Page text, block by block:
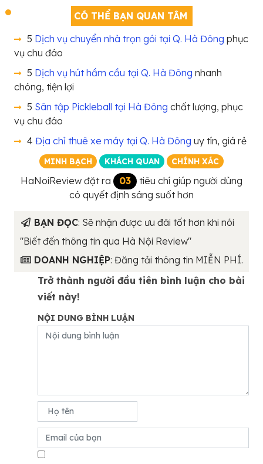
CÓ THỂ BẠN QUAN TÂM
5 Dịch vụ chuyển nhà trọn gói tại Q. Hà Đông phục
vụ chu đáo
5 Dịch vụ hút hầm cầu tại Q. Hà Đông nhanh
chóng, tiện lợi
5 Sân tập Pickleball tại Hà Đông chất lượng, phục
vụ chu đáo
4 Địa chỉ thuê xe máy tại Q. Hà Đông uy tín, giá rẻ
MINH BẠCH KHÁCH QUAN CHÍNH XÁC
HaNoiReview đặt ra 03 tiêu chí giúp người dùng
có quyết định sáng suốt hơn
BẠN ĐỌC: Sẽ nhận được ưu đãi tốt hơn khi nói
"Biết đến thông tin qua Hà Nội Review"
DOANH NGHIỆP: Đăng tải thông tin MIỄN PHÍ.
Trở thành người đầu tiên bình luận cho bài
viết này!
NỘI DUNG BÌNH LUẬN